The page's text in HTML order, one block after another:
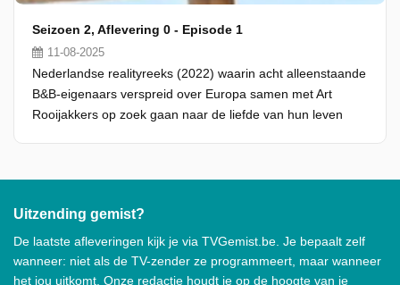
Seizoen 2, Aflevering 0 - Episode 1
11-08-2025
Nederlandse realityreeks (2022) waarin acht alleenstaande
B&B-eigenaars verspreid over Europa samen met Art
Rooijakkers op zoek gaan naar de liefde van hun leven
Uitzending gemist?
De laatste afleveringen kijk je via TVGemist.be. Je bepaalt zelf
wanneer: niet als de TV-zender ze programmeert, maar wanneer
het jou uitkomt. Onze redactie houdt je op de hoogte van je